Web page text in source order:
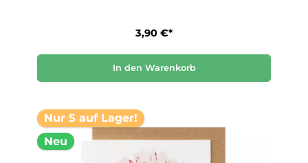
3,90 €*
In den Warenkorb
Nur 5 auf Lager!
Neu